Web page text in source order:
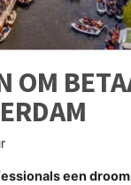
OM
een